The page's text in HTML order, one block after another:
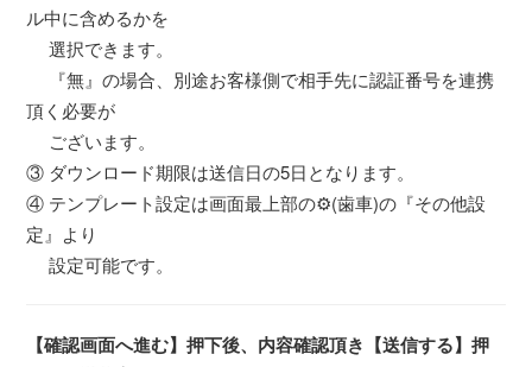
ル中に含めるかを
選択できます。
『無』の場合、別途お客様側で相手先に認証番号を連携
頂く必要が
ございます。
③ ダウンロード期限は送信日の5日となります。
④ テンプレート設定は画面最上部の⚙(歯車)の『その他設
定』より
設定可能です。
【確認画面へ進む】押下後、内容確認頂き【送信する】押